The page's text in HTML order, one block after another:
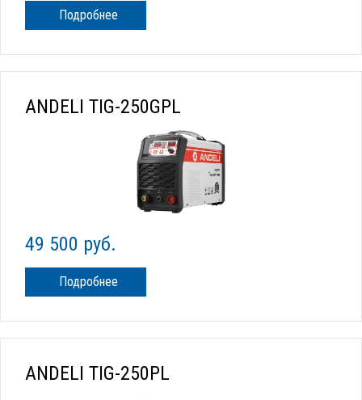
Подробнее
ANDELI TIG-250GPL
49 500 руб.
Подробнее
ANDELI TIG-250PL